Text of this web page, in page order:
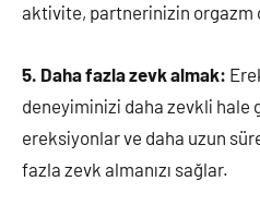
aktivite, partnerinizin orgazm
5. Daha fazla zevk almak:
deneyiminizi daha zevkli hale
ereksiyonlar ve daha uzun
fazla zevk almanızı sağlar.